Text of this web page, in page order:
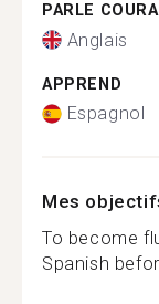
PARLE
Anglais
APPREND
Espagnol
Mes
To become
Spanish